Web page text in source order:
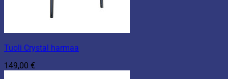
Tuoli Crystal harmaa
149,00 €